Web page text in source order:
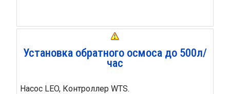
Установка обратного осмоса до 500л/
час
Насос LEO, Контроллер WTS.